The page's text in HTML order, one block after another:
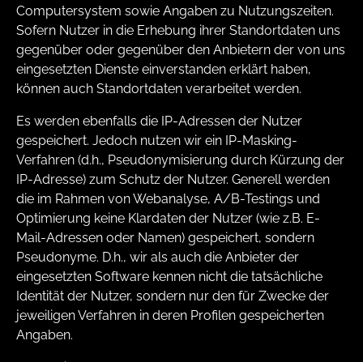
Computersystem sowie Angaben zu Nutzungszeiten.
Sofern Nutzer in die Erhebung ihrer Standortdaten uns
gegenüber oder gegenüber den Anbietern der von uns
eingesetzten Dienste einverstanden erklärt haben,
können auch Standortdaten verarbeitet werden.
Es werden ebenfalls die IP-Adressen der Nutzer
gespeichert. Jedoch nutzen wir ein IP-Masking-
Verfahren (d.h., Pseudonymisierung durch Kürzung der
IP-Adresse) zum Schutz der Nutzer. Generell werden
die im Rahmen von Webanalyse, A/B-Testings und
Optimierung keine Klardaten der Nutzer (wie z.B. E-
Mail-Adressen oder Namen) gespeichert, sondern
Pseudonyme. D.h., wir als auch die Anbieter der
eingesetzten Software kennen nicht die tatsächliche
Identität der Nutzer, sondern nur den für Zwecke der
jeweiligen Verfahren in deren Profilen gespeicherten
Angaben.